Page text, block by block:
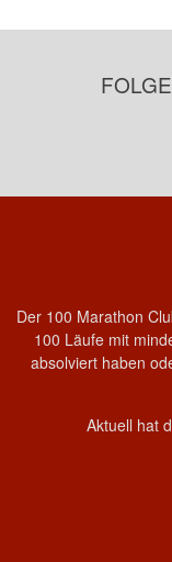
Der 100 Marathon
100 Läufe mit
absolviert haben
Aktuell hat